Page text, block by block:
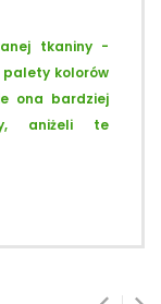
tkaniny -
palety kolorów
ona bardziej
aniżeli te